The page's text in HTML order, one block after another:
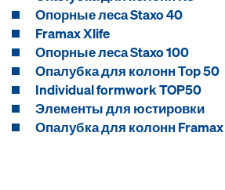
Опорные леса Staxo 40
Framax Xlife
Опорные леса Staxo 100
Опалубка для колонн Тоp 50
Individual formwork TOP50
Элементы для юстировки
Опалубка для колонн